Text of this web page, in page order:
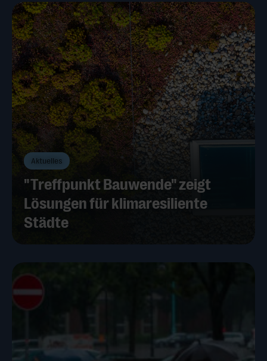
Aktuelles
"Treffpunkt Bauwende" zeigt
Lösungen für klimaresiliente
Städte